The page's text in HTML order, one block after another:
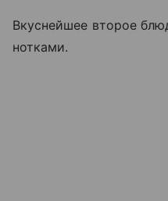
Вкуснейшее второе
нотками.